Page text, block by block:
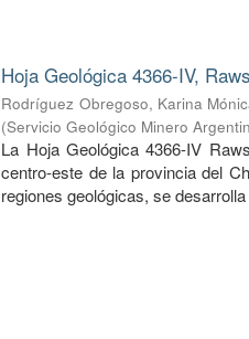
Hoja Geológica 4366-IV,
Rodríguez Obregoso, Karina
(Servicio Geológico Minero
La Hoja Geológica 4366-IV
centro-este de la provincia del
regiones geológicas, se desarrolla